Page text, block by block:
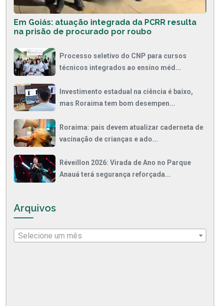
Em Goiás: atuação integrada da PCRR resulta
na prisão de procurado por roubo
Processo seletivo do CNP para cursos
técnicos integrados ao ensino méd...
Investimento estadual na ciência é baixo,
mas Roraima tem bom desempen...
Roraima: pais devem atualizar caderneta de
vacinação de crianças e ado...
Réveillon 2026: Virada de Ano no Parque
Anauá terá segurança reforçada...
Arquivos
Selecione um mês